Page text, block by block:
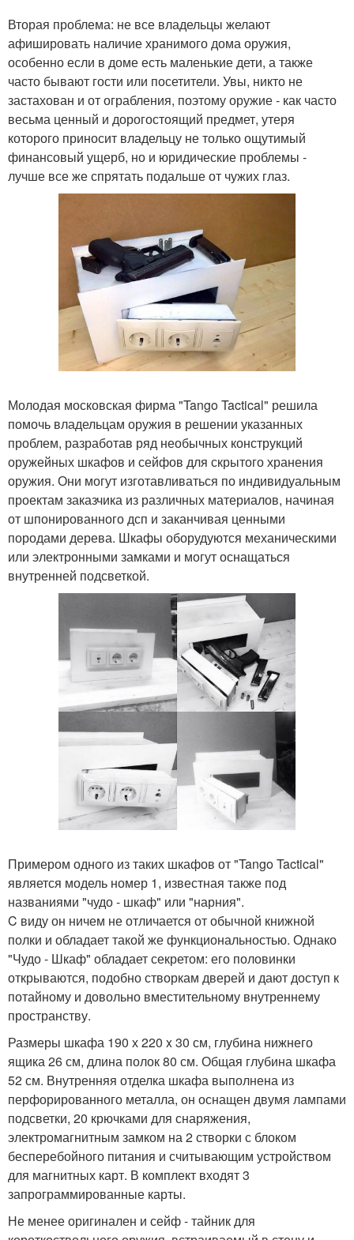
Вторая проблема: не все владельцы желают
афишировать наличие хранимого дома оружия,
особенно если в доме есть маленькие дети, а также
часто бывают гости или посетители. Увы, никто не
застахован и от ограбления, поэтому оружие - как часто
весьма ценный и дорогостоящий предмет, утеря
которого приносит владельцу не только ощутимый
финансовый ущерб, но и юридические проблемы -
лучше все же спрятать подальше от чужих глаз.
Молодая московская фирма "Tango Tactical" решила
помочь владельцам оружия в решении указанных
проблем, разработав ряд необычных конструкций
оружейных шкафов и сейфов для скрытого хранения
оружия. Они могут изготавливаться по индивидуальным
проектам заказчика из различных материалов, начиная
от шпонированного дсп и заканчивая ценными
породами дерева. Шкафы оборудуются механическими
или электронными замками и могут оснащаться
внутренней подсветкой.
Примером одного из таких шкафов от "Tango Tactical"
является модель номер 1, известная также под
названиями "чудо - шкаф" или "нарния".
C виду он ничем не отличается от обычной книжной
полки и обладает такой же функциональностью. Однако
"Чудо - Шкаф" обладает секретом: его половинки
открываются, подобно створкам дверей и дают доступ к
потайному и довольно вместительному внутреннему
пространству.
Размеры шкафа 190 х 220 x 30 см, глубина нижнего
ящика 26 см, длина полок 80 см. Общая глубина шкафа
52 см. Внутренняя отделка шкафа выполнена из
перфорированного металла, он оснащен двумя лампами
подсветки, 20 крючками для снаряжения,
электромагнитным замком на 2 створки с блоком
бесперебойного питания и считывающим устройством
для магнитных карт. В комплект входят 3
запрограммированные карты.
Не менее оригинален и сейф - тайник для